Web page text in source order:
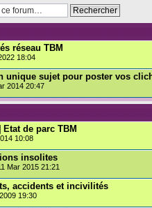
réseau TBM
18:04
unique sujet pour poster vos
2014 20:47
de parc TBM
10:08
insolites
Mar 2015 21:21
accidents et incivilités
19:30